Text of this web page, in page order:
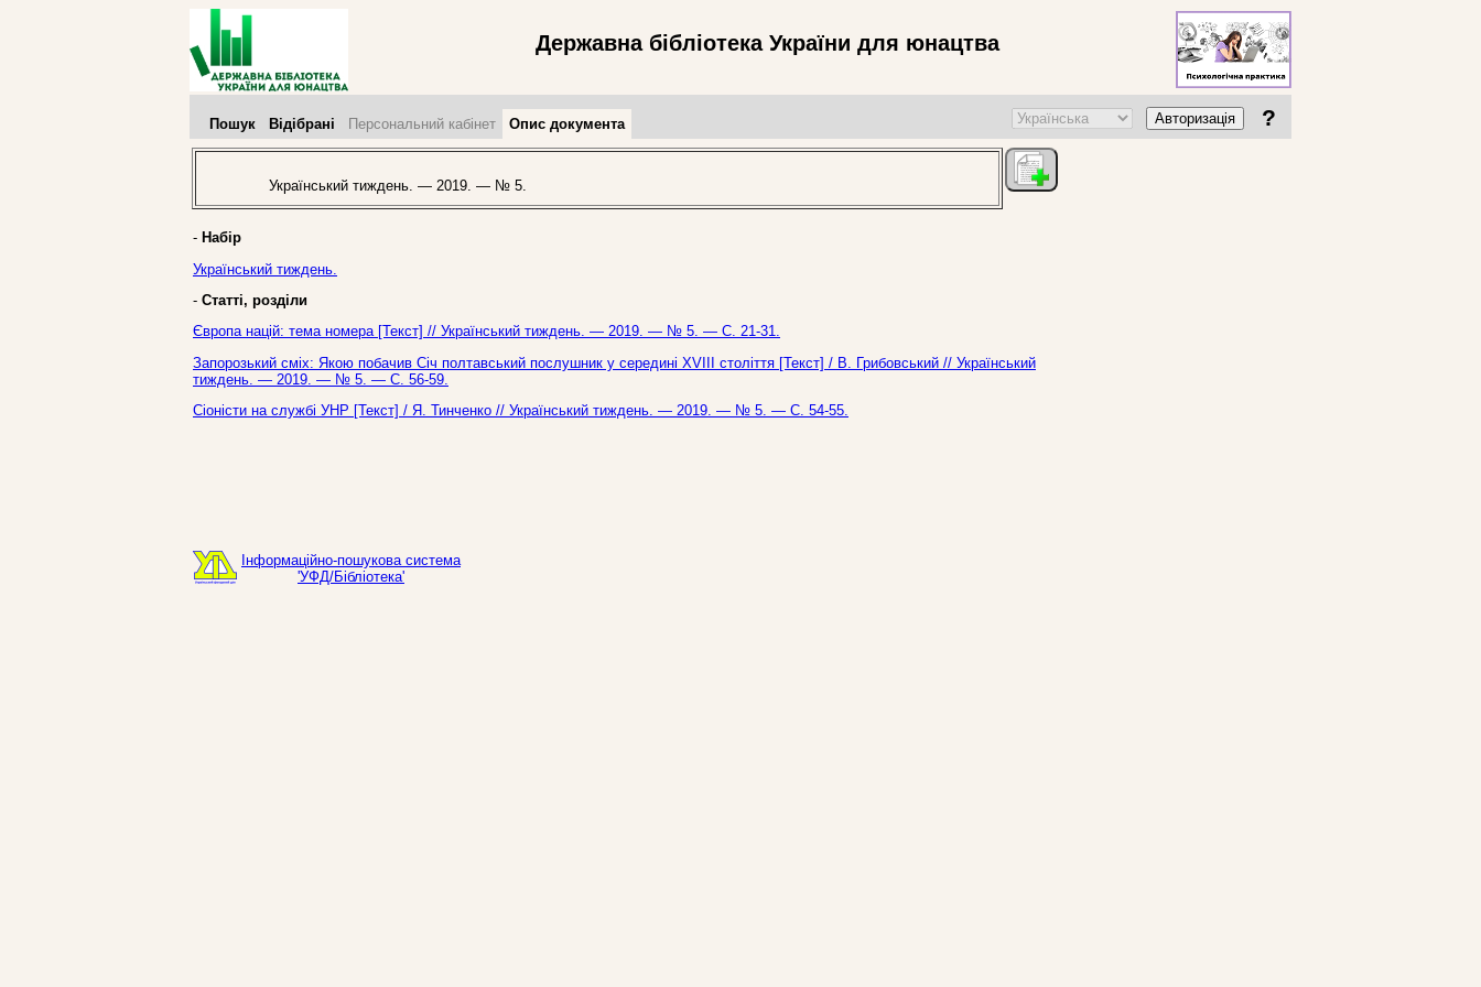
Державна бібліотека України для юнацтва
Пошук Відібрані Персональний кабінет Опис документа Авторизація ?
Український тиждень. — 2019. — № 5.
- Набір
Український тиждень.
- Статті, розділи
Європа націй: тема номера [Текст] // Український тиждень. — 2019. — № 5. — С. 21-31.
Запорозький сміх: Якою побачив Січ полтавський послушник у середині ХVІІІ століття [Текст] / В. Грибовський // Український
тиждень. — 2019. — № 5. — С. 56-59.
Сіоністи на службі УНР [Текст] / Я. Тинченко // Український тиждень. — 2019. — № 5. — С. 54-55.
Інформаційно-пошукова система
'УФД/Бібліотека'